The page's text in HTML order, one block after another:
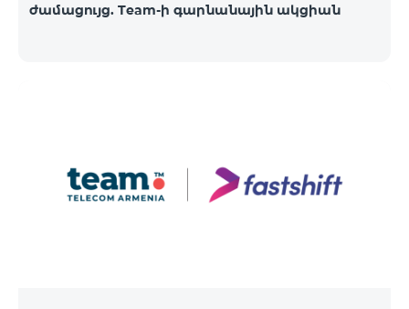
ժամացույց. Team-ի գարնանային ակցիան